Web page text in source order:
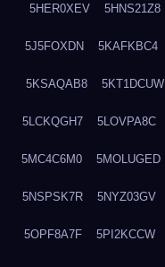
5HER0XEV 5HNS21Z8
5J5FOXDN 5KAFKBC4
5KSAQAB8 5KT1DCUW
5LCKQGH7 5LOVPA8C
5MC4C6M0 5MOLUGED
5NSPSK7R 5NYZ03GV
5OPF8A7F 5PI2KCCW